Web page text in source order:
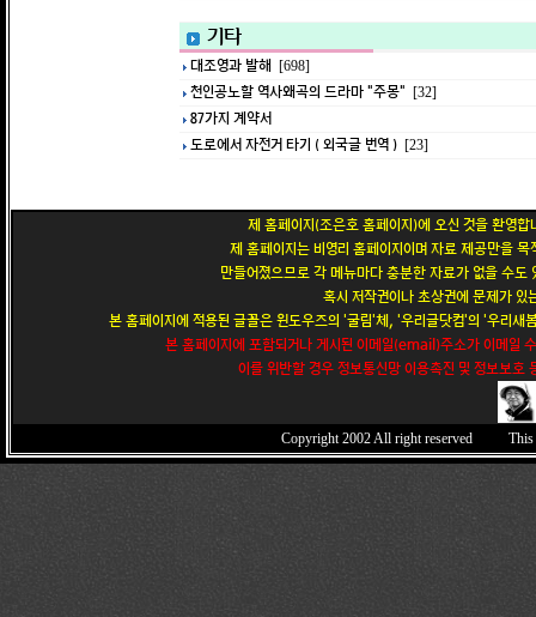
기타
대조영과 발해 [698]
천인공노할 역사왜곡의 드라마 "주몽" [32]
87가지 계약서
도로에서 자전거 타기 ( 외국글 번역 ) [23]
제 홈페이지(조은호 홈페이지)에 오신 것을 환영
제 홈페이지는 비영리 홈페이지이며 자료 제공만을
만들어졌으므로 각 메뉴마다 충분한 자료가 없을 수
혹시 저작권이나 초상권에 문제가
본 홈페이지에 적용된 글꼴은 윈도우즈의 '굴림'체, '우리글닷컴'의 '우리
본 홈페이지에 포함되거나 게시된 이메일(email)주소가 이메일
이를 위반할 경우 정보통신망 이용촉진 및 정보보호
Copyright 2002All right reserved This